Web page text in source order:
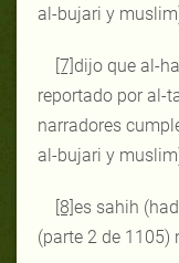
al-bujari y
[7]dijo que al-
reportado por al-
narradores
al-bujari y
[8]es sahih
(parte 2 de 1105)